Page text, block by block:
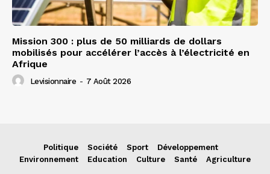
Mission 300 : plus de 50 milliards de dollars
mobilisés pour accélérer l’accès à l’électricité en
Afrique
Levisionnaire - 7 Août 2026
Politique Société Sport
Développement
Environnement
Education Culture Santé Agriculture